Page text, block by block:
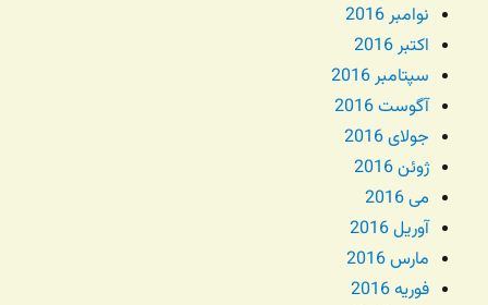
نوامبر 2016
اکتبر 2016
سپتامبر 2016
آگوست 2016
جولای 2016
ژوئن 2016
می 2016
آوریل 2016
مارس 2016
فوریه 2016